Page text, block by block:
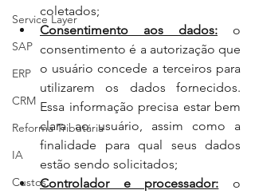
Service Layer
SAP
ERP
CRM
Reforma Tributária
IA
Custos
coletados;
Consentimento aos dados: o
consentimento é a autorização que
o usuário concede a terceiros para
utilizarem os dados fornecidos.
Essa informação precisa estar bem
clara ao usuário, assim como a
finalidade para qual seus dados
estão sendo solicitados;
Controlador e processador: o